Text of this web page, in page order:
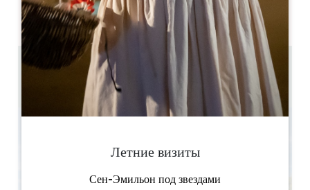
Вместимость U-образного помещения : 22
Вместимость театра : 60
3.5 km
Скопируйте GPS-код
Летние визиты
Сен-Эмильон под звездами